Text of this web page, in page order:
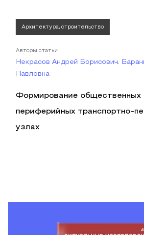
Архитектура, строительство
Авторы статьи
Некрасов Андрей Борисович,
Павловна
Формирование общественных
периферийных транспортно-
узлах